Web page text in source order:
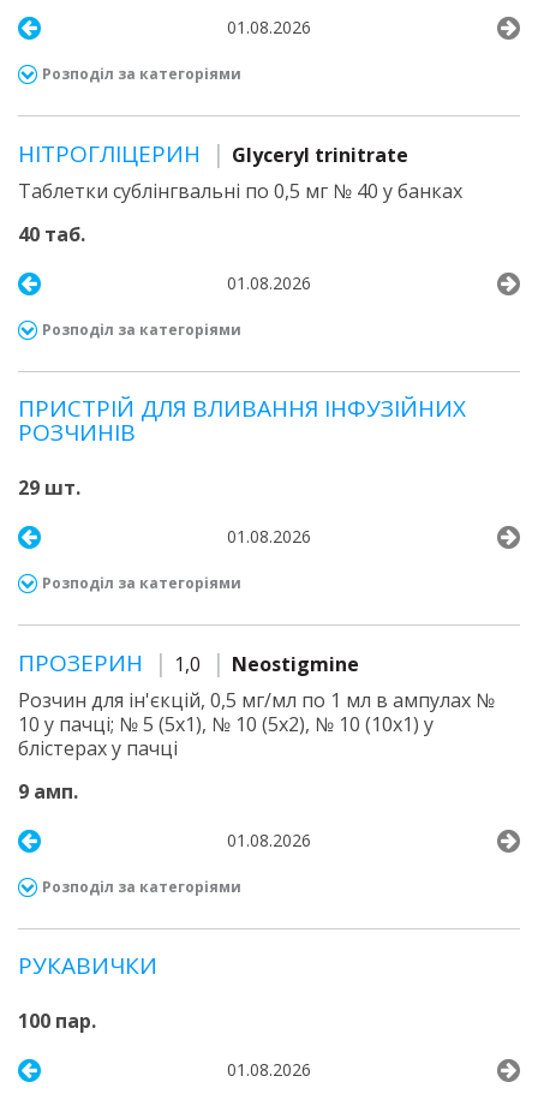
01.08.2026
Розподіл за категоріями
НІТРОГЛІЦЕРИН
Glyceryl trinitrate
Таблетки сублінгвальні по 0,5 мг № 40 у банках
40 таб.
01.08.2026
Розподіл за категоріями
ПРИСТРІЙ ДЛЯ ВЛИВАННЯ ІНФУЗІЙНИХ
РОЗЧИНІВ
29 шт.
01.08.2026
Розподіл за категоріями
ПРОЗЕРИН 1,0
Neostigmine
Розчин для ін'єкцій, 0,5 мг/мл по 1 мл в ампулах №
10 у пачці; № 5 (5х1), № 10 (5х2), № 10 (10х1) у
блістерах у пачці
9 амп.
01.08.2026
Розподіл за категоріями
РУКАВИЧКИ
100 пар.
01.08.2026